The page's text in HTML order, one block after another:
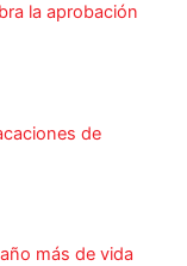
la aprobación
de
más de vida